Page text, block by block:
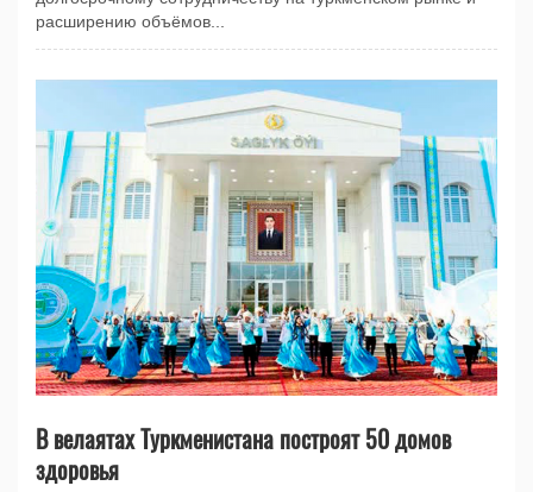
расширению объёмов...
В велаятах Туркменистана построят 50 домов
здоровья